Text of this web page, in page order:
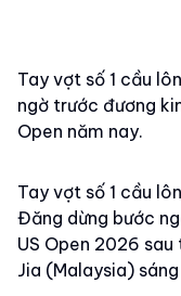
Tay vợt số 1 cầu
ngờ trước đương
Open năm nay.
Tay vợt số 1 cầu
Đăng dừng bước
US Open 2026
Jia (Malaysia)